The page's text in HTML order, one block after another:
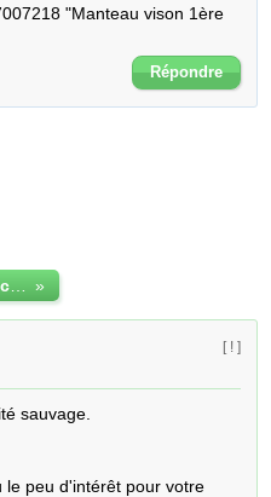
"Manteau vison 1ère
Répondre
»
[ ! ]
sauvage.
le peu d'intérêt pour votre